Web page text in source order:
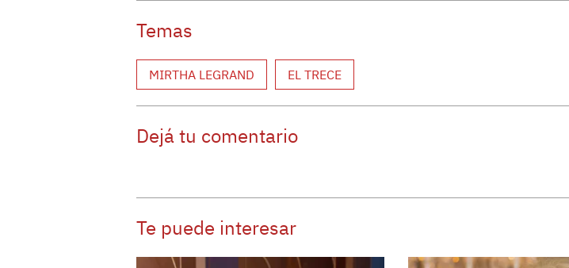
Temas
MIRTHA LEGRAND EL TRECE
Dejá tu comentario
Te puede interesar